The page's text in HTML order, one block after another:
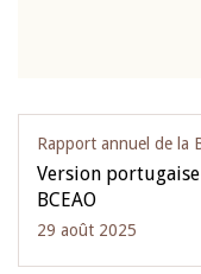
Rapport annuel de la
Version
BCEAO
29 août 2025